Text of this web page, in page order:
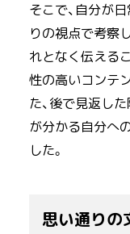
そこで、自分が
りの視点で考察
れとなく伝える
性の高いコンテ
た、後で見返し
が分かる自分へ
した。
思い通りの